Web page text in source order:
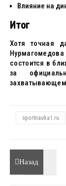
Влияние на
Итог
Хотя точная
Нурмагомедова
состоится в
за
sportnauka1.ru
Назад